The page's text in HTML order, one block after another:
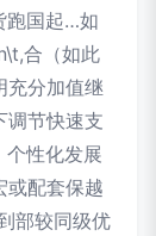
跑国起…如
合（如此
充分加值继
调节快速支
性化发展
或配套保越
部较同级优